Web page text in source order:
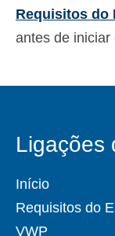
Requisitos do
antes de iniciar
Ligações
Início
Requisitos do
VWP